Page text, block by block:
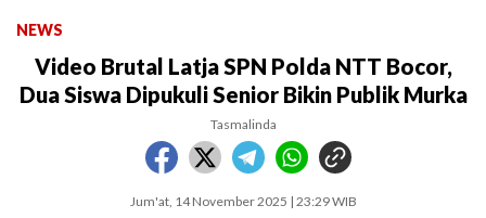
NEWS
Video Brutal Latja SPN Polda NTT Bocor,
Dua Siswa Dipukuli Senior Bikin Publik Murka
Tasmalinda
Jum'at, 14 November 2025 | 23:29 WIB